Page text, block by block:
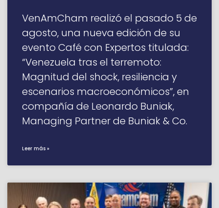
VenAmCham realizó el pasado 5 de
agosto, una nueva edición de su
evento Café con Expertos titulada:
“Venezuela tras el terremoto:
Magnitud del shock, resiliencia y
escenarios macroeconómicos”, en
compañía de Leonardo Buniak,
Managing Partner de Buniak & Co.
Leer más »